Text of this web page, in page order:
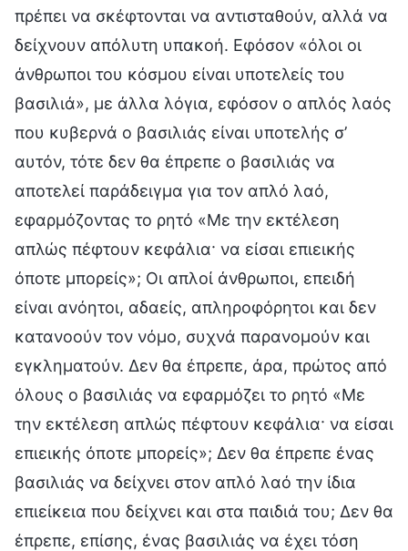
πρέπει να σκέφτονται να αντισταθούν, αλλά να
δείχνουν απόλυτη υπακοή. Εφόσον «όλοι οι
άνθρωποι του κόσμου είναι υποτελείς του
βασιλιά», με άλλα λόγια, εφόσον ο απλός λαός
που κυβερνά ο βασιλιάς είναι υποτελής σ’
αυτόν, τότε δεν θα έπρεπε ο βασιλιάς να
αποτελεί παράδειγμα για τον απλό λαό,
εφαρμόζοντας το ρητό «Με την εκτέλεση
απλώς πέφτουν κεφάλια· να είσαι επιεικής
όποτε μπορείς»; Οι απλοί άνθρωποι, επειδή
είναι ανόητοι, αδαείς, απληροφόρητοι και δεν
κατανοούν τον νόμο, συχνά παρανομούν και
εγκληματούν. Δεν θα έπρεπε, άρα, πρώτος από
όλους ο βασιλιάς να εφαρμόζει το ρητό «Με
την εκτέλεση απλώς πέφτουν κεφάλια· να είσαι
επιεικής όποτε μπορείς»; Δεν θα έπρεπε ένας
βασιλιάς να δείχνει στον απλό λαό την ίδια
επιείκεια που δείχνει και στα παιδιά του; Δεν θα
έπρεπε, επίσης, ένας βασιλιάς να έχει τόση